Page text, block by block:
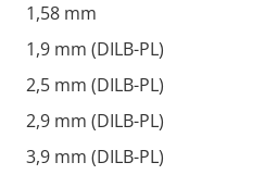
1,58 mm
1,9 mm (DILB-PL)
2,5 mm (DILB-PL)
2,9 mm (DILB-PL)
3,9 mm (DILB-PL)